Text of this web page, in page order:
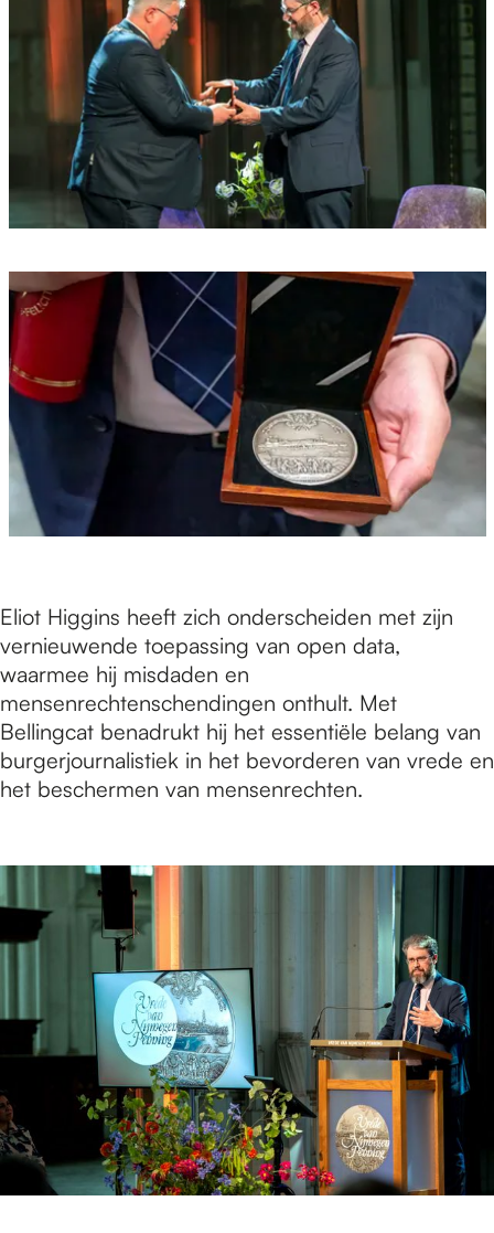
Eliot Higgins heeft zich onderscheiden met zijn
vernieuwende toepassing van open data,
waarmee hij misdaden en
mensenrechtenschendingen onthult. Met
Bellingcat benadrukt hij het essentiële belang van
burgerjournalistiek in het bevorderen van vrede en
het beschermen van mensenrechten.